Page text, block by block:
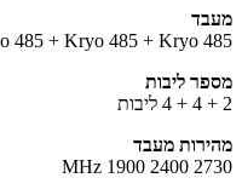
Kryo 485 + Kryo 485 + Kryo
ליבות
מעבד
2730